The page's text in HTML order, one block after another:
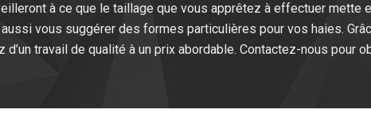
à ce que le taillage que vous apprêtez à effectuer mette
vous suggérer des formes particulières pour vos haies.
travail de qualité à un prix abordable. Contactez-nous pour